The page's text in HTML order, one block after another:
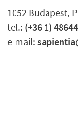
1052 Budapest,
tel.: (+36 1)
e-mail: